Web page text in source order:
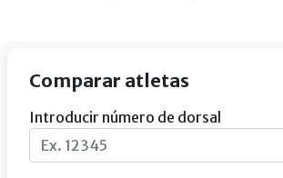
Comparar atletas
Introducir número de dorsal